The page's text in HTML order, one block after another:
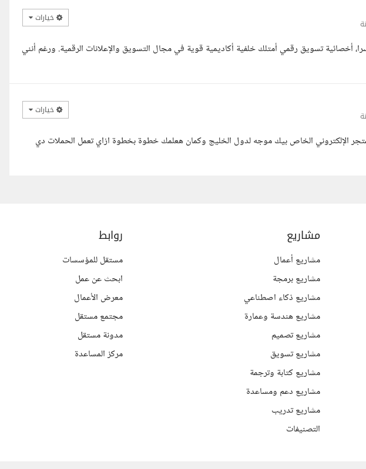
خيارات
أخصائية تسويق رقمي أمتلك خلفية أكاديمية قوية في مجال التسويق والإعلانات الرقمية. ورغم أنني
خيارات
الإلكتروني الخاص بيك موجه لدول الخليج وكمان هعلمك خطوة بخطوة ازاي تعمل الحملات دي
مشاريع
مشاريع أعمال
مشاريع برمجة
مشاريع ذكاء اصطناعي
مشاريع هندسة وعمارة
مشاريع تصميم
مشاريع تسويق
مشاريع كتابة وترجمة
مشاريع دعم ومساعدة
مشاريع تدريب
التصنيفات
روابط
مستقل للمؤسسات
ابحث عن عمل
معرض الأعمال
مجتمع مستقل
مدونة مستقل
مركز المساعدة